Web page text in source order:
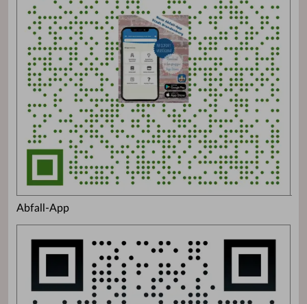
Abfall-App